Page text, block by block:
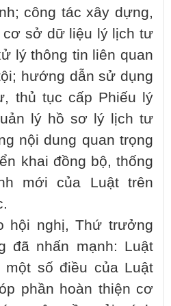
công tác xây dựng,
cơ sở dữ liệu lý lịch tư
lý thông tin liên quan
hướng dẫn sử dụng
thủ tục cấp Phiếu lý
lý hồ sơ lý lịch tư
nội dung quan trọng
khai đồng bộ, thống
mới của Luật trên
hội nghị, Thứ trưởng
đã nhấn mạnh: Luật
số điều của Luật
phần hoàn thiện cơ